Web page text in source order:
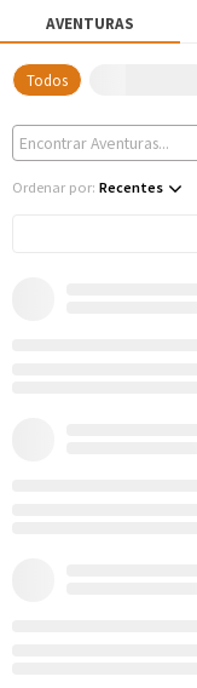
AVENTURAS
Todos
Ordenar por: Recentes